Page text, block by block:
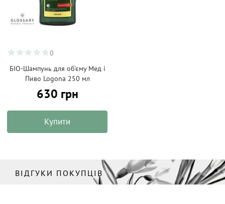
0
БІО-Шампунь для об'єму Мед і
Пиво Logona 250 мл
630 грн
Купити
ВІДГУКИ ПОКУПЦІВ